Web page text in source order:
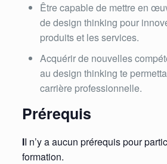
Être capable de mettre en
de design thinking pour
produits et les services.
Acquérir de nouvelles
au design thinking te
carrière professionnelle.
Prérequis
II n’y a aucun prérequis pour
formation.